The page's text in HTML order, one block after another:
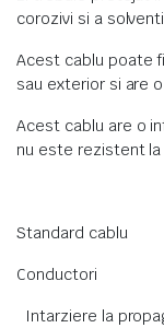
corozivi si a
Acest cablu poate
sau exterior si are
Acest cablu are o
nu este rezistent la
Standard
Conductori :
Intarziere la